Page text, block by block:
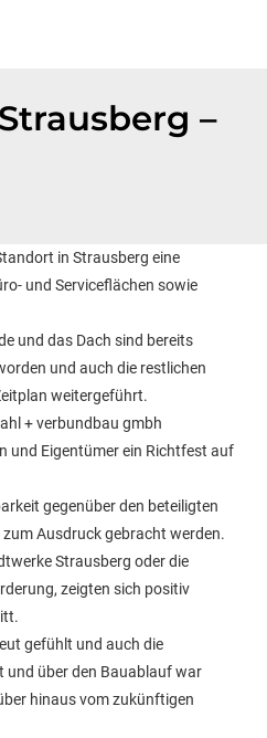
–
in Strausberg eine
und Serviceflächen sowie
und das Dach sind bereits
und auch die restlichen
weitergeführt.
+ verbundbau gmbh
und Eigentümer ein Richtfest auf
gegenüber den beteiligten
Ausdruck gebracht werden.
Strausberg oder die
zeigten sich positiv
gefühlt und auch die
und über den Bauablauf war
hinaus vom zukünftigen